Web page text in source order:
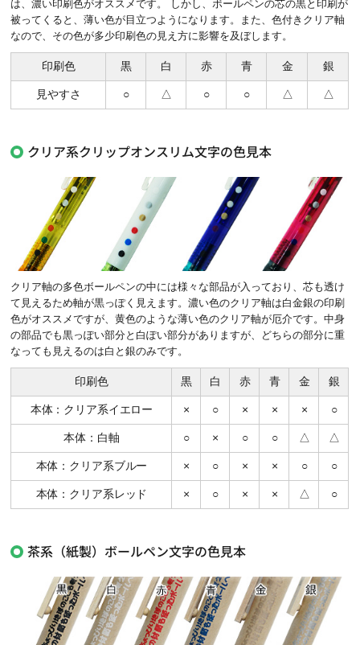
は、濃い印刷色がオススメです。 しかし、ボールペンの芯の黒と印刷が
被ってくると、薄い色が目立つようになります。また、色付きクリア軸
なので、その色が多少印刷色の見え方に影響を及ぼします。
印刷色 黒 白 赤 青 金 銀
見やすさ ○ △ ○ ○ △ △
クリア系クリップオンスリム文字の色見本
クリア軸の多色ボールペンの中には様々な部品が入っており、芯も透け
て見えるため軸が黒っぽく見えます。濃い色のクリア軸は白金銀の印刷
色がオススメですが、黄色のような薄い色のクリア軸が厄介です。中身
の部品でも黒っぽい部分と白ぽい部分がありますが、どちらの部分に重
なっても見えるのは白と銀のみです。
印刷色 黒 白 赤 青 金 銀
本体：クリア系イエロー × ○ × × × ○
本体：白軸 ○ × ○ ○ △ △
本体：クリア系ブルー × ○ × × ○ ○
本体：クリア系レッド × ○ × × △ ○
茶系（紙製）ボールペン文字の色見本